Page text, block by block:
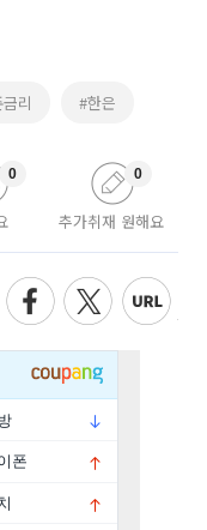
리 #한은
0
추가취재 원해요
0